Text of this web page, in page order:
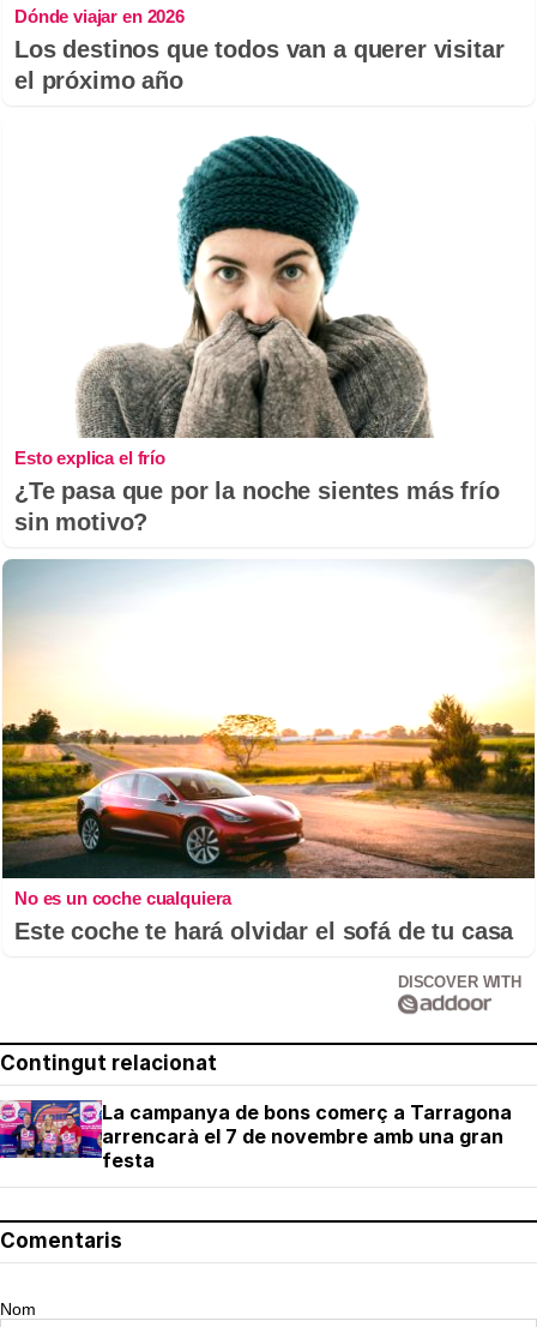
Dónde viajar en 2026
Los destinos que todos van a querer visitar
el próximo año
Esto explica el frío
¿Te pasa que por la noche sientes más frío
sin motivo?
No es un coche cualquiera
Este coche te hará olvidar el sofá de tu casa
DISCOVER WITH
Contingut relacionat
La campanya de bons comerç a Tarragona
arrencarà el 7 de novembre amb una gran
festa
Comentaris
Nom